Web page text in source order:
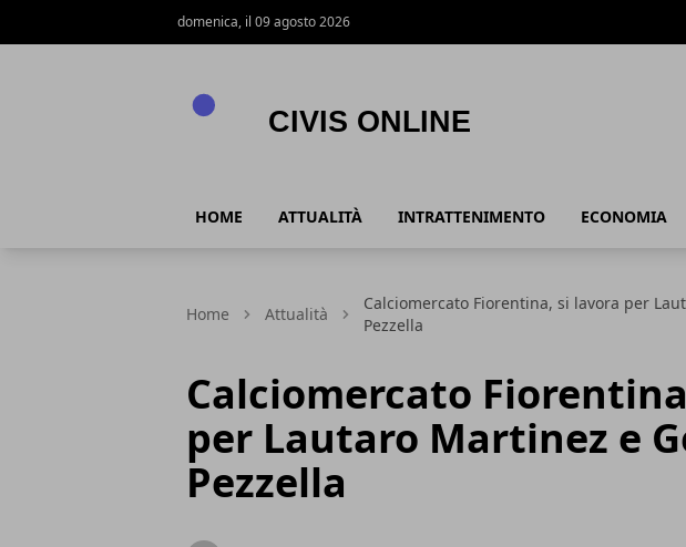
domenica, il 09 agosto 2026
HOME ATTUALITÀ INTRATTENIMENTO ECONOMIA
Home Attualità
Calciomercato Fiorentina, si lavora per
Pezzella
Calciomercato
per Lautaro Martinez e
Pezzella